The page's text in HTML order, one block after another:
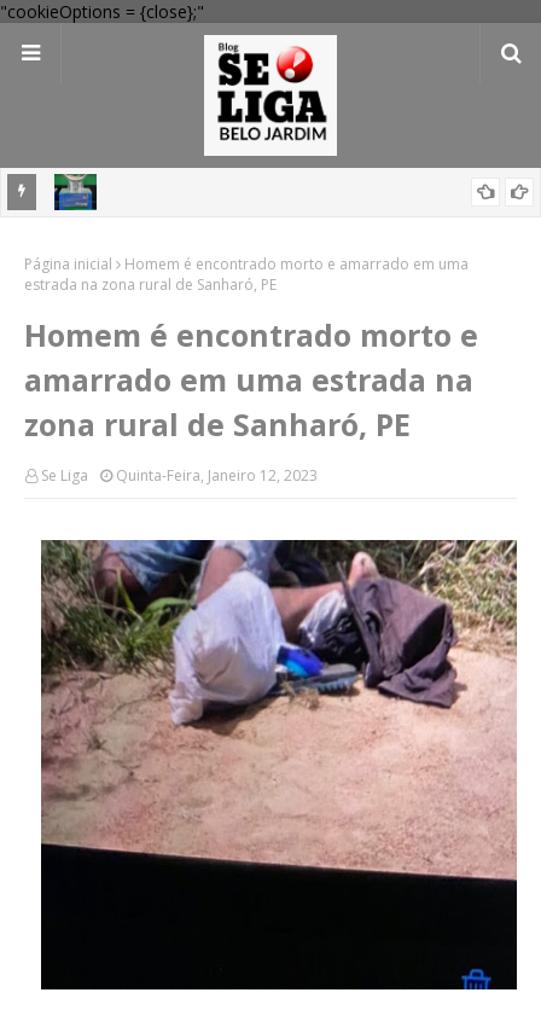
"cookieOptions = {close};"
confira resultados
Página inicial
Homem é encontrado morto e amarrado em uma
estrada na zona rural de Sanharó, PE
Homem é encontrado morto e
amarrado em uma estrada na
zona rural de Sanharó, PE
Se Liga Quinta-Feira, Janeiro 12, 2023